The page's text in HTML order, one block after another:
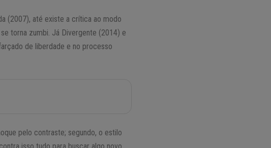
(2007), até existe a crítica ao modo
torna zumbi. Já Divergente (2014) e
de liberdade e no processo
pelo contraste; segundo, o estilo